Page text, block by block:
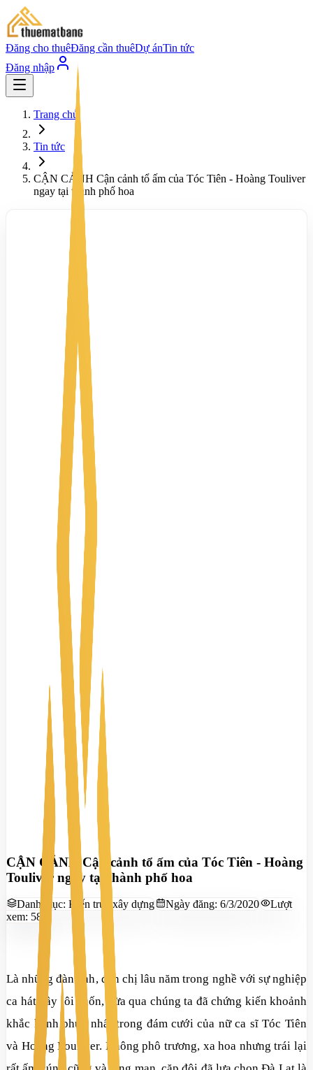
Đăng cho thuêĐăng cần thuêDự ánTin tức
Đăng nhập
Trang chủ
Tin tức
CẬN CẢNH Cận cảnh tổ ấm của Tóc Tiên - Hoàng Touliver
ngay tại thành phố hoa
CẬN CẢNH Cận cảnh tổ ấm của Tóc Tiên - Hoàng
Touliver ngay tại thành phố hoa
Danh mục: Kiến trúc xây dựng Ngày đăng: 6/3/2020
Lượt
xem: 581
Là những đàn anh, đàn chị lâu năm trong nghề với sự nghiệp
ca hát đầy lôi cuốn, vừa qua chúng ta đã chứng kiến khoảnh
khắc hạnh phúc nhất trong đám cưới của nữ ca sĩ Tóc Tiên
và Hoàng Louliver. Không phô trương, xa hoa nhưng trái lại